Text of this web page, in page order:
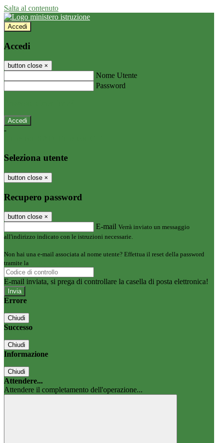
Salta al contenuto
Accedi
Accedi
button close ×
Nome Utente
Password
-
Seleziona utente
button close ×
Recupero password
button close ×
E-mail Verrà inviato un messaggio
all'indirizzo indicato con le istruzioni necessarie.
Non hai una e-mail associata al nome utente? Effettua il reset della password
tramite la
E-mail inviata, si prega di controllare la casella di posta elettronica!
Errore
Chiudi
Successo
Chiudi
Informazione
Chiudi
Attendere...
Attendere il completamento dell'operazione...